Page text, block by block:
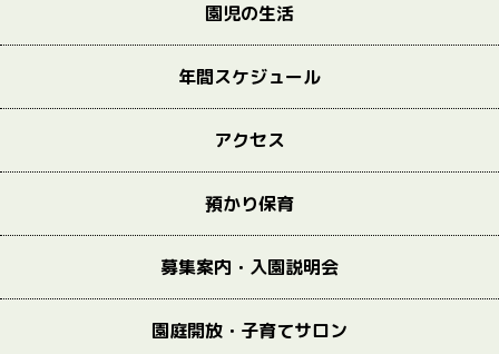
園児の生活
年間スケジュール
アクセス
預かり保育
募集案内・入園説明会
園庭開放・子育てサロン